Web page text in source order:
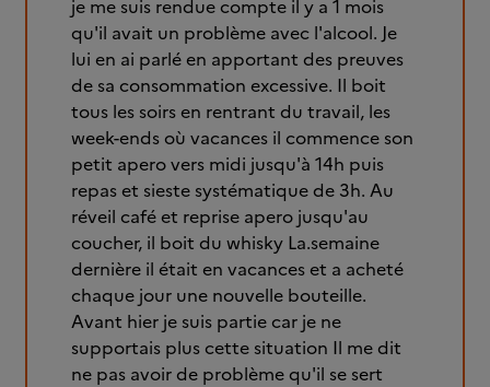
je me suis rendue compte il y a 1 mois
qu'il avait un problème avec l'alcool. Je
lui en ai parlé en apportant des preuves
de sa consommation excessive. Il boit
tous les soirs en rentrant du travail, les
week-ends où vacances il commence son
petit apero vers midi jusqu'à 14h puis
repas et sieste systématique de 3h. Au
réveil café et reprise apero jusqu'au
coucher, il boit du whisky La.semaine
dernière il était en vacances et a acheté
chaque jour une nouvelle bouteille.
Avant hier je suis partie car je ne
supportais plus cette situation Il me dit
ne pas avoir de problème qu'il se sert